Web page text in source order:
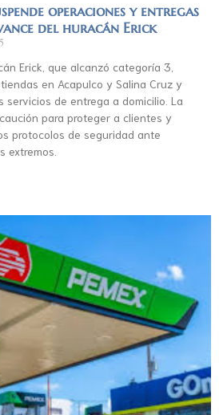
operaciones y entregas
del huracán Erick
Erick, que alcanzó categoría 3,
en Acapulco y Salina Cruz y
servicios de entrega a domicilio. La
para proteger a clientes y
protocolos de seguridad ante
extremos.